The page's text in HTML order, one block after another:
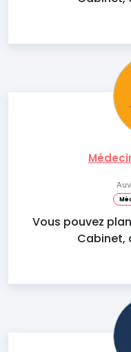
Vous pouvez
Cabinet,